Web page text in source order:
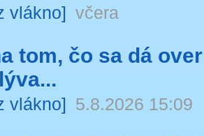
vlákno] včera
tom, čo sa dá
vlákno] 5.8.2026 15:09